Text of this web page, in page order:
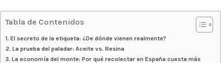
Tabla de Contenidos
El secreto de la etiqueta: ¿De dónde vienen realmente?
La prueba del paladar: Aceite vs. Resina
La economía del monte: Por qué recolectar en España cuesta más